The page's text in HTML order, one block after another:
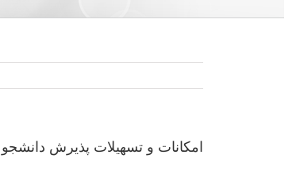
امکانات و تسهیلات پذیرش دانشجو